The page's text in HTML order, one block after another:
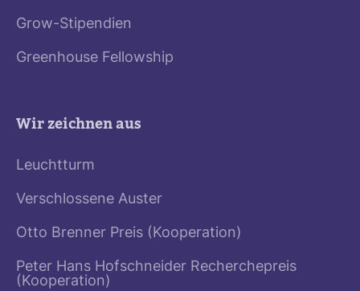
Grow-Stipendien
Greenhouse Fellowship
Wir zeichnen aus
Leuchtturm
Verschlossene Auster
Otto Brenner Preis (Kooperation)
Peter Hans Hofschneider Recherchepreis
(Kooperation)